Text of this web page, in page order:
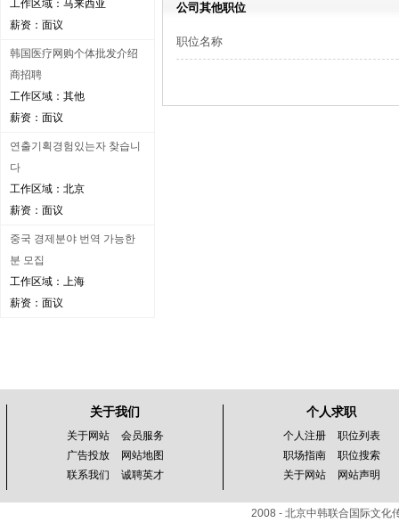
工作区域：马来西亚
薪资：面议
韩国医疗网购个体批发介绍
商招聘
工作区域：其他
薪资：面议
연출기획경험있는자 찾습니
다
工作区域：北京
薪资：面议
중국 경제분야 번역 가능한
분 모집
工作区域：上海
薪资：面议
公司其他职位
职位名称
关于我们
关于网站
会员服务
广告投放
网站地图
联系我们
诚聘英才
个人求职
个人注册
职位列表
职场指南
职位搜索
关于网站
网站声明
2008 - 北京中韩联合国际文化